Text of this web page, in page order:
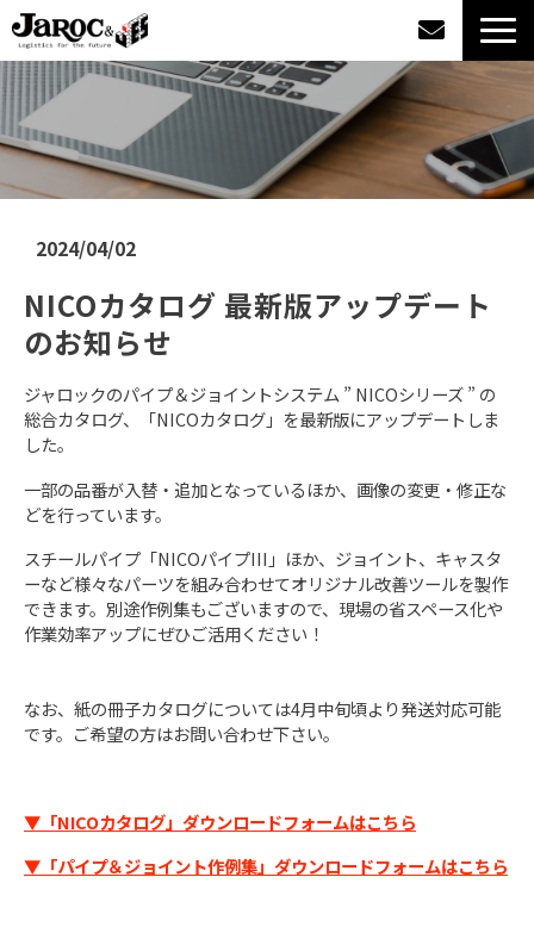
製品情報
導入事例
カタログダウンロード
採用情報
オンラインショップ
2024/04/02
NICOカタログ 最新版アップデート
のお知らせ
ジャロックのパイプ＆ジョイントシステム ” NICOシリーズ ” の
総合カタログ、「NICOカタログ」を最新版にアップデートしま
した。
一部の品番が入替・追加となっているほか、画像の変更・修正な
どを行っています。
スチールパイプ「NICOパイプIII」ほか、ジョイント、キャスタ
ーなど様々なパーツを組み合わせてオリジナル改善ツールを製作
できます。別途作例集もございますので、現場の省スペース化や
作業効率アップにぜひご活用ください！
なお、紙の冊子カタログについては4月中旬頃より発送対応可能
です。ご希望の方はお問い合わせ下さい。
▼「NICOカタログ」ダウンロードフォームはこちら
▼「パイプ＆ジョイント作例集」ダウンロードフォームはこちら